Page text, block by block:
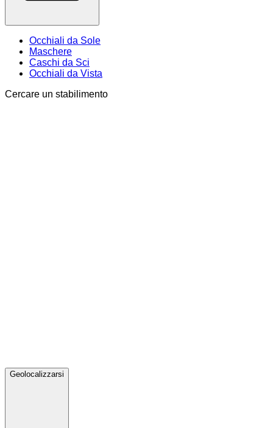
Occhiali da Sole
Maschere
Caschi da Sci
Occhiali da Vista
Cercare un stabilimento
Geolocalizzarsi